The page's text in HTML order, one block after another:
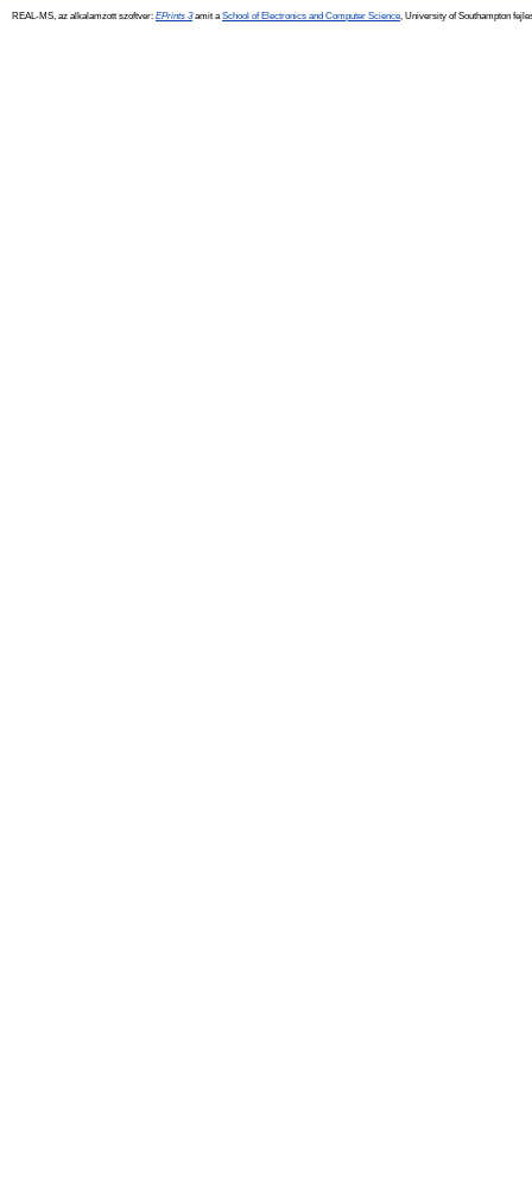
REAL-MS, az alkalamzott szoftver: EPrints 3amit a School of Electronics and Computer Science , University of Southampton